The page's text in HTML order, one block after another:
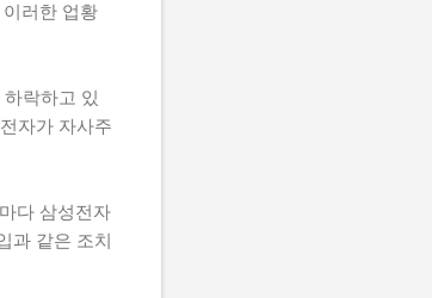
러한 업황
락하고 있
자가 자사주
다 삼성전자
과 같은 조치